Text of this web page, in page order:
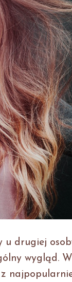
drugiej
wygląd.